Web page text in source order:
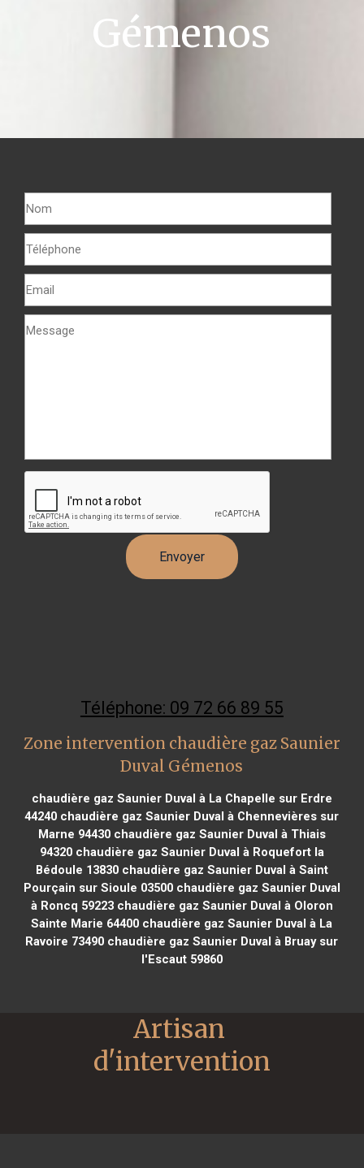
Gémenos
Téléphone: 09 72 66 89 55
Zone intervention chaudière gaz Saunier
Duval Gémenos
chaudière gaz Saunier Duval à La Chapelle sur Erdre
44240 chaudière gaz Saunier Duval à Chennevières sur
Marne 94430chaudière gaz Saunier Duval à Thiais
94320chaudière gaz Saunier Duval à Roquefort la
Bédoule 13830chaudière gaz Saunier Duval à Saint
Pourçain sur Sioule 03500chaudière gaz Saunier Duval
à Roncq 59223chaudière gaz Saunier Duval à Oloron
Sainte Marie 64400 chaudière gaz Saunier Duval à La
Ravoire 73490 chaudière gaz Saunier Duval à Bruay sur
l'Escaut 59860
Artisan
d'intervention